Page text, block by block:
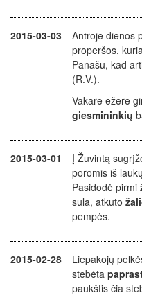
2015-03-03
Antroje dienos
properšos,
Panašu, kad
(R.V.).
Vakare ežere
giesmininkių
2015-03-01 Į Žuvintą
poromis iš
Pasidodė pirmi
sula, atkuto
pempės.
2015-02-28
Liepakojų
stebėta
paukštis čia